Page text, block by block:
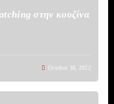
στην κουζίνα
October 30, 2022